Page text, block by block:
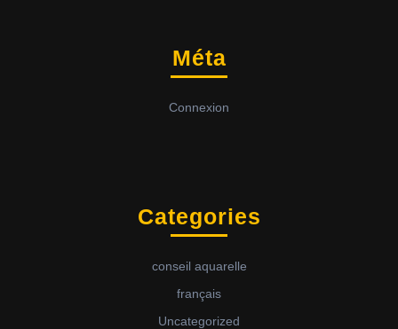
Méta
Connexion
Categories
conseil aquarelle
français
Uncategorized